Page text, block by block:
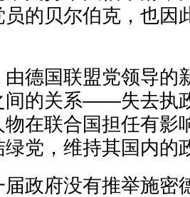
员的贝尔伯克，也因
德国联盟党领导的
间的关系——失去执
在联合国担任有影
党，维持其国内的
政府没有推举施密